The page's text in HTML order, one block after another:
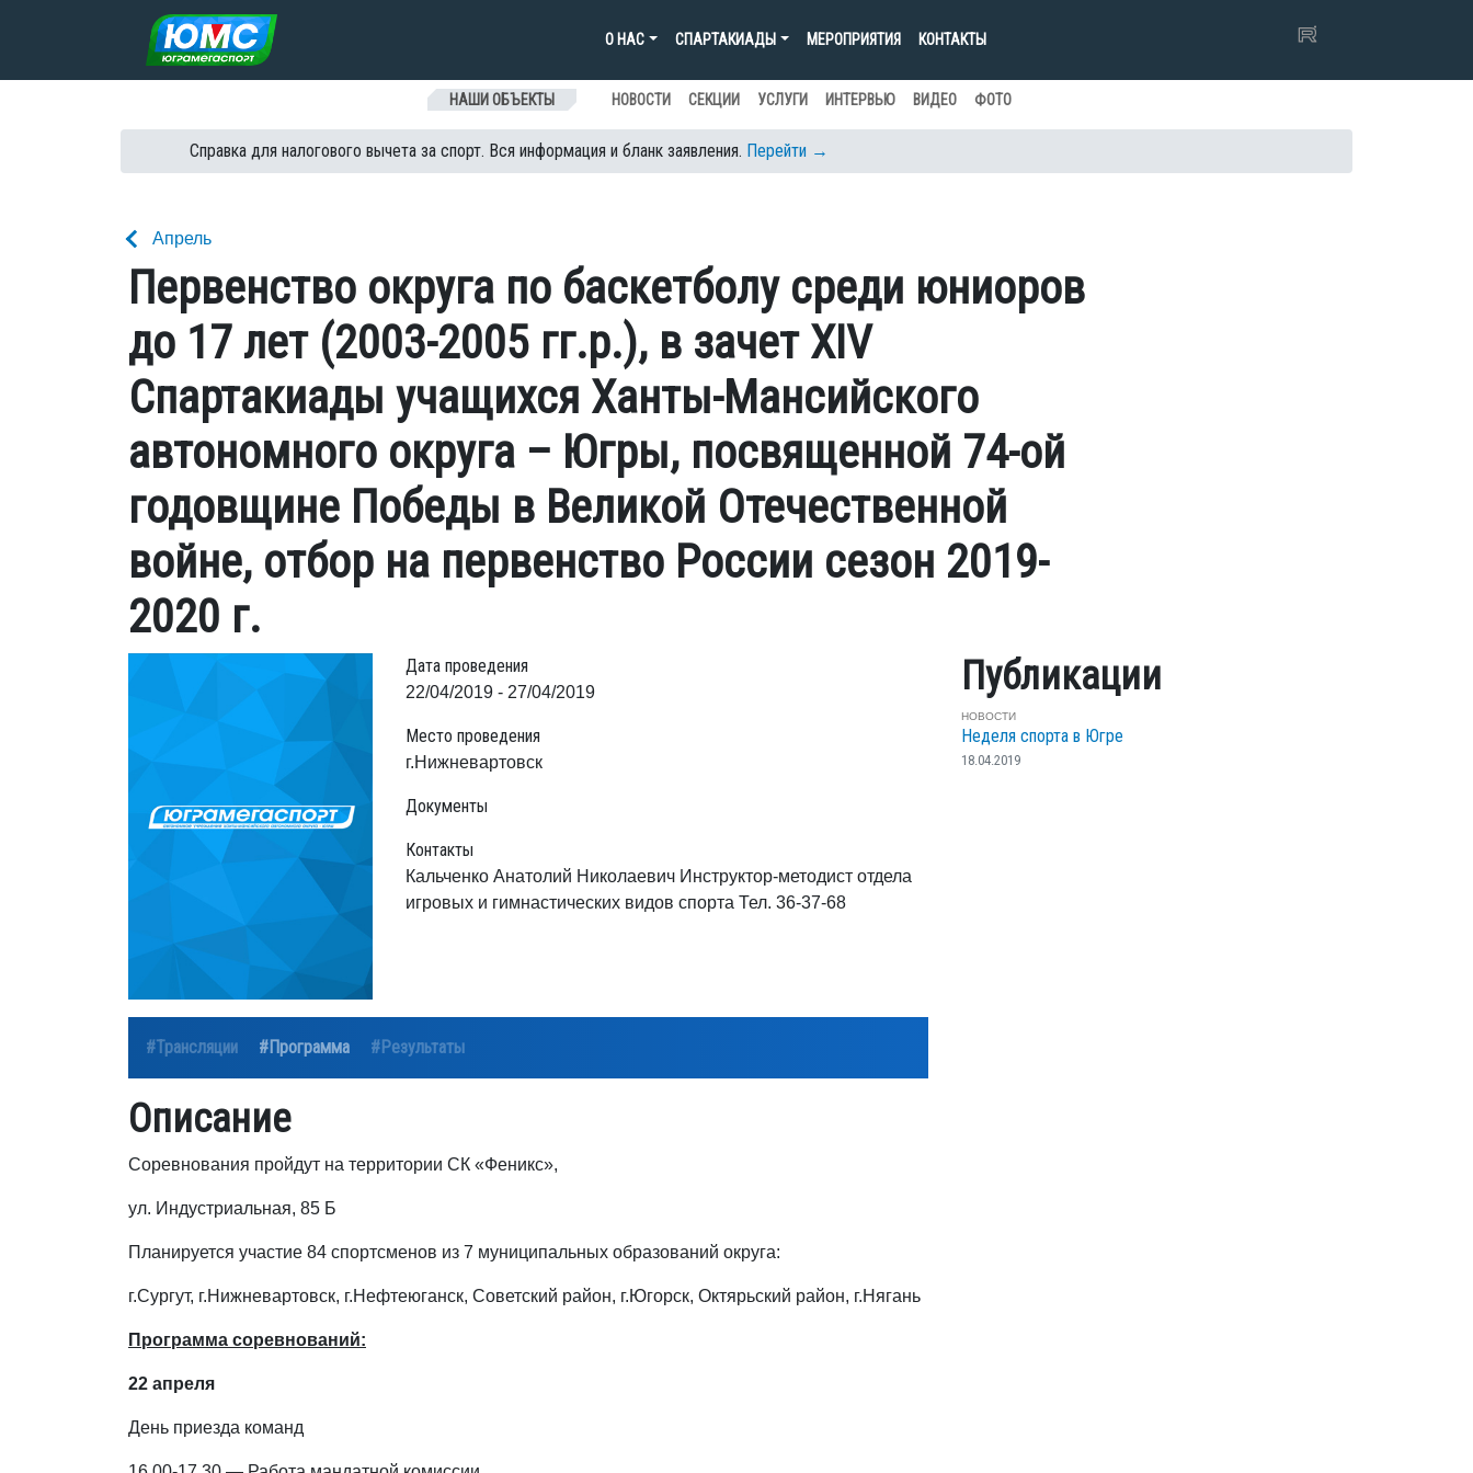
Перейти к содержанию
О НАС СПАРТАКИАДЫ МЕРОПРИЯТИЯ КОНТАКТЫ
НАШИ ОБЪЕКТЫ НОВОСТИ СЕКЦИИ УСЛУГИ ИНТЕРВЬЮ ВИДЕО ФОТО
Справка для налогового вычета за спорт. Вся информация и бланк заявления. Перейти →
Апрель
Первенство округа по баскетболу среди юниоров
до 17 лет (2003-2005 гг.р.), в зачет XIV
Спартакиады учащихся Ханты-Мансийского
автономного округа – Югры, посвященной 74-ой
годовщине Победы в Великой Отечественной
войне, отбор на первенство России сезон 2019-
2020 г.
Дата проведения
22/04/2019 - 27/04/2019
Место проведения
г.Нижневартовск
Документы
Контакты
Кальченко Анатолий Николаевич Инструктор-методист отдела
игровых и гимнастических видов спорта Тел. 36-37-68
#Трансляции #Программа #Результаты
Описание
Соревнования пройдут на территории СК «Феникс»,
ул. Индустриальная, 85 Б
Планируется участие 84 спортсменов из 7 муниципальных образований округа:
г.Сургут, г.Нижневартовск, г.Нефтеюганск, Советский район, г.Югорск, Октярьский район, г.Нягань
Программа соревнований:
22 апреля
День приезда команд
Публикации
НОВОСТИ
Неделя спорта в Югре
18.04.2019